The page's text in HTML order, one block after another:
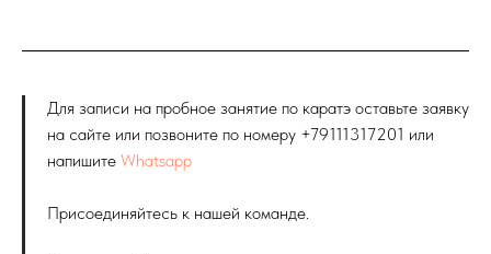
Для записи на пробное занятие по каратэ оставьте заявку
на сайте или позвоните по номеру +79111317201 или
напишите Whatsapp
Присоединяйтесь к нашей команде.